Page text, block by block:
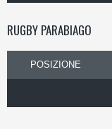
RUGBY PARABIAGO
POSIZIONE